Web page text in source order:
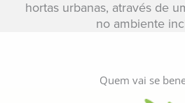
hortas urbanas, através de
no ambiente
Quem vai se